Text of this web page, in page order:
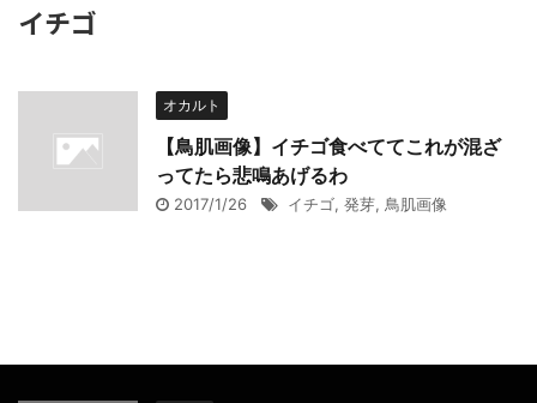
イチゴ
オカルト
【鳥肌画像】イチゴ食べててこれが混ざ
ってたら悲鳴あげるわ
2017/1/26 イチゴ, 発芽, 鳥肌画像